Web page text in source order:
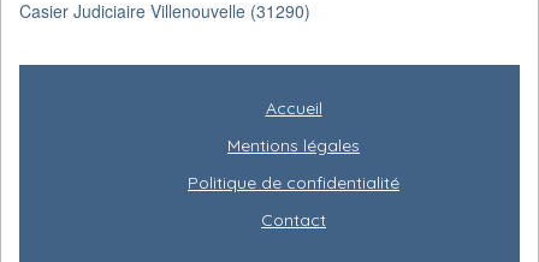
Casier Judiciaire Villenouvelle (31290)
Accueil
Mentions légales
Politique de confidentialité
Contact